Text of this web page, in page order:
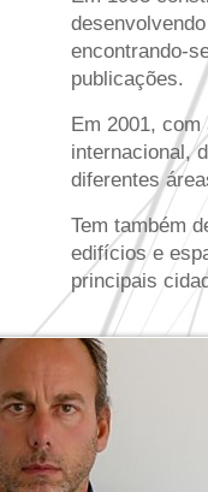
encontrando-
publicações.
Em 2001,
internacional,
diferentes
Tem também
edifícios e
principais